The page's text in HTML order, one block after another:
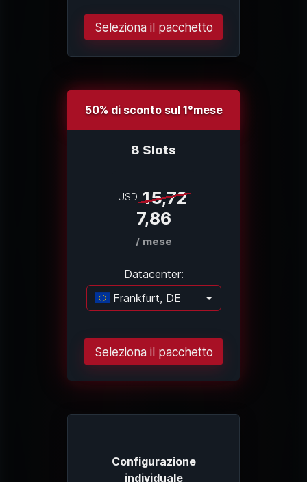
Seleziona il pacchetto
50% di sconto sul 1°mese
8 Slots
USD 15,72
7,86
/ mese
Datacenter:
Frankfurt, DE
Caricamento..
Seleziona il pacchetto
Configurazione
individuale